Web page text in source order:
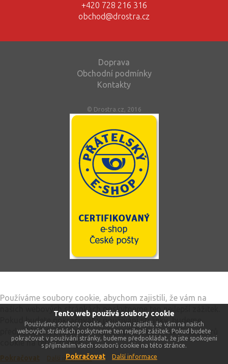
Tento web používá soubory cookie
Používáme soubory cookie, abychom zajistili, že vám na našich
webových stránkách poskytneme ten nejlepší zážitek. Pokud budete
pokračovat v používání stránky, budeme předpokládat, že jste spokojeni
s přijímáním všech souborů cookie na této stránce.
Pokračovat Další informace
+420 728 216 316
obchod@drostra.cz
Doprava
Obchodní podmínky
Kontakty
© Drostra.cz, 2016
Používáme soubory cookie, abychom zajistili, že vám na
našich webových stránkách poskytneme ten nejlepší zážitek.
Pokud budete pokračovat v používání stránky, budeme
předpokládat, že jste spokojeni s přijímáním všech souborů
cookie na této stránce.
Další informace